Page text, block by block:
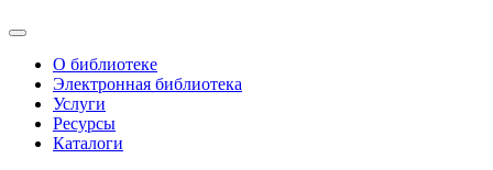
О библиотеке
Электронная библиотека
Услуги
Ресурсы
Каталоги